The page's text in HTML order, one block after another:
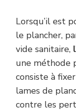
Lorsqu’il est
le plancher,
vide sanitaire,
une méthode
consiste à
lames de
contre les